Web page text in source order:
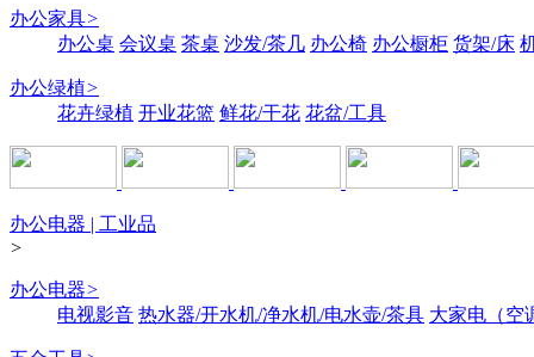
办公家具>
办公桌 会议桌 茶桌 沙发/茶几 办公椅 办公橱柜 货架/床
办公绿植>
花卉绿植 开业花篮 鲜花/干花 花盆/工具
办公电器 | 工业品
>
办公电器>
电视影音 热水器/开水机/净水机/电水壶/茶具 大家电（空